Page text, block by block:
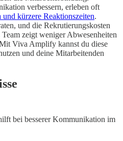
verbessern, erleben oft
kürzere Reaktionszeiten.
und die Rekrutierungskosten
zeigt weniger Abwesenheiten
Viva Amplify kannst du diese
und deine Mitarbeitenden
bei besserer Kommunikation im